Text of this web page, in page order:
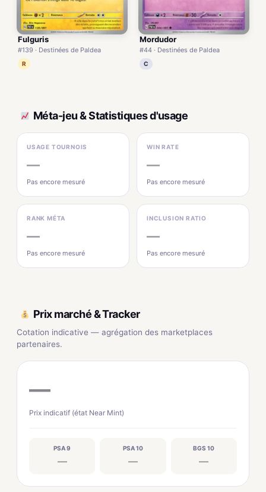
Fulguris
#139 · Destinées de Paldea
R
Mordudor
#44 · Destinées de Paldea
C
Méta-jeu & Statistiques d'usage
USAGE TOURNOIS
—
Pas encore mesuré
WIN RATE
—
Pas encore mesuré
RANK MÉTA
—
Pas encore mesuré
INCLUSION RATIO
—
Pas encore mesuré
Prix marché & Tracker
Cotation indicative — agrégation des marketplaces
partenaires.
—
Prix indicatif (état Near Mint)
PSA 9
—
PSA 10
—
BGS 10
—